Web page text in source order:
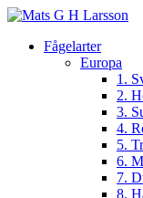
Fågelarter
Europa
1.
2.
3.
4.
5.
6.
7.
8.